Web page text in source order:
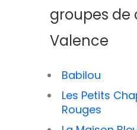
groupes de
Valence
Babilou
Les Petits
Rouges